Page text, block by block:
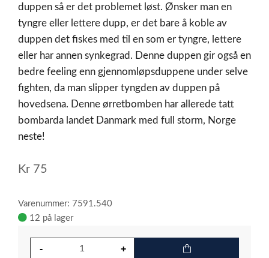
duppen så er det problemet løst. Ønsker man en
tyngre eller lettere dupp, er det bare å koble av
duppen det fiskes med til en som er tyngre, lettere
eller har annen synkegrad. Denne duppen gir også en
bedre feeling enn gjennomløpsduppene under selve
fighten, da man slipper tyngden av duppen på
hovedsena. Denne ørretbomben har allerede tatt
bombarda landet Danmark med full storm, Norge
neste!
Kr 75
Varenummer: 7591.540
12 på lager